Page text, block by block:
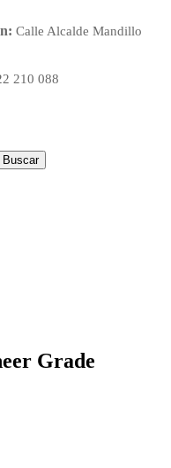
Calle Alcalde Mandillo
210 088
Grade